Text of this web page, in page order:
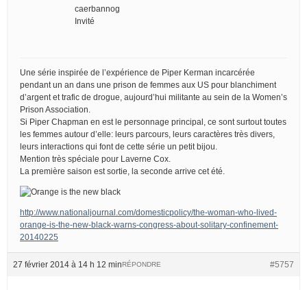
caerbannog
Invité
Une série inspirée de l’expérience de Piper Kerman incarcérée
pendant un an dans une prison de femmes aux US pour blanchiment
d’argent et trafic de drogue, aujourd’hui militante au sein de la Women’s
Prison Association.
Si Piper Chapman en est le personnage principal, ce sont surtout toutes
les femmes autour d’elle: leurs parcours, leurs caractères très divers,
leurs interactions qui font de cette série un petit bijou.
Mention très spéciale pour Laverne Cox.
La première saison est sortie, la seconde arrive cet été.
http://www.nationaljournal.com/domesticpolicy/the-woman-who-lived-
orange-is-the-new-black-warns-congress-about-solitary-confinement-
20140225
27 février 2014 à 14 h 12 min #5757
RÉPONDRE